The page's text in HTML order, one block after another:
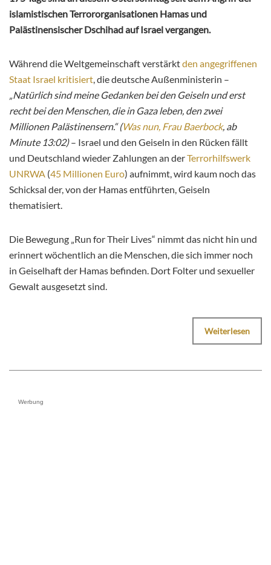
islamistischen Terrororganisationen Hamas und
Palästinensischer Dschihad auf Israel vergangen.
Während die Weltgemeinschaft verstärktden angegriffenen
Staat Israel kritisiert, die deutsche Außenministerin –
„Natürlich sind meine Gedanken bei den Geiseln und erst
recht bei den Menschen, die in Gaza leben, den zwei
Millionen Palästinensern.“ (Was nun, Frau Baerbock, ab
Minute 13:02)– Israel und den Geiseln in den Rücken fällt
und Deutschland wieder Zahlungen an derTerrorhilfswerk
UNRWA (45 Millionen Euro) aufnimmt, wird kaum noch das
Schicksal der, von der Hamas entführten, Geiseln
thematisiert.
Die Bewegung „Run for Their Lives“ nimmt das nicht hin und
erinnert wöchentlich an die Menschen, die sich immer noch
in Geiselhaft der Hamas befinden. Dort Folter und sexueller
Gewalt ausgesetzt sind.
Weiterlesen
Werbung